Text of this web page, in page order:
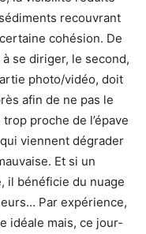
recouvrant
cohésion. De
se diriger, le second,
photo/vidéo, doit
afin de ne pas le
proche de l’épave
viennent dégrader
Et si un
il bénéficie du nuage
Par expérience,
idéale mais, ce jour-